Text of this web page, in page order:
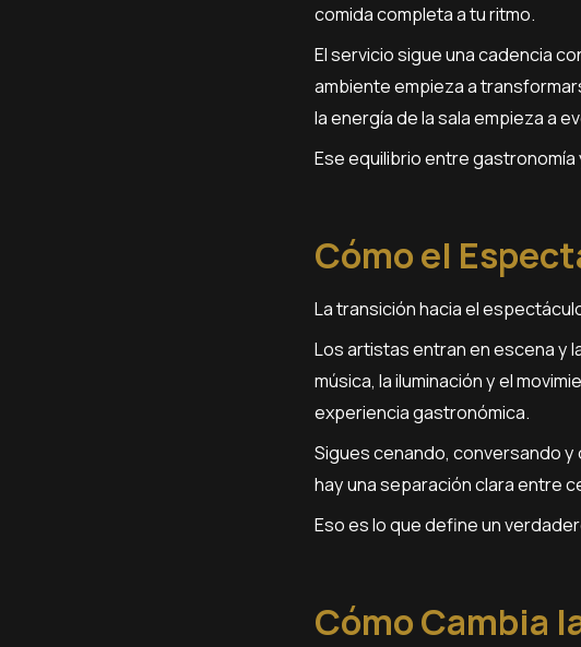
comida completa a tu ritmo.
El servicio sigue una cadencia
ambiente empieza a
la energía de la sala empieza a
Ese equilibrio entre
Cómo el
La transición hacia el
Los artistas entran en escena y
música, la iluminación y el
experiencia gastronómica.
Sigues cenando, conversando
hay una separación clara entre
Eso es lo que define un
Cómo Cambia